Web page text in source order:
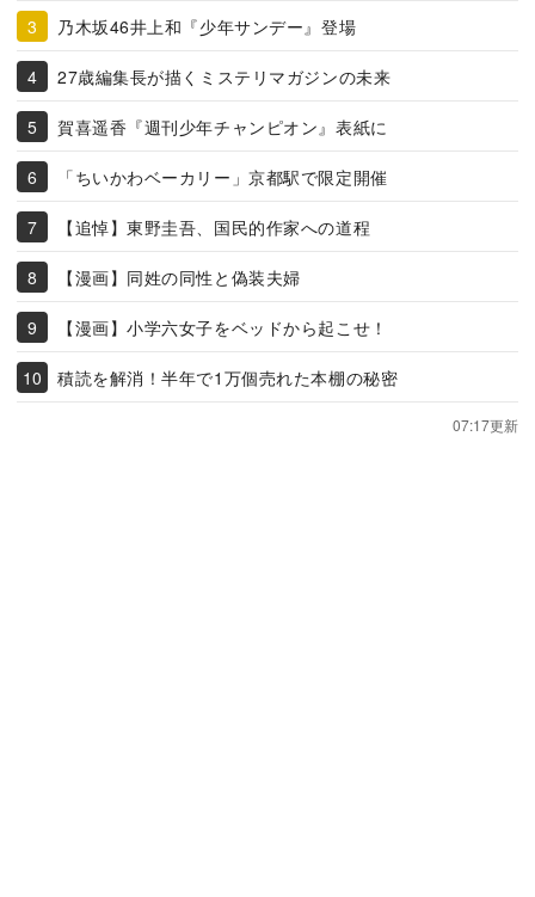
乃木坂46井上和『少年サンデー』登場
27歳編集長が描くミステリマガジンの未来
賀喜遥香『週刊少年チャンピオン』表紙に
「ちいかわベーカリー」京都駅で限定開催
【追悼】東野圭吾、国民的作家への道程
【漫画】同姓の同性と偽装夫婦
【漫画】小学六女子をベッドから起こせ！
積読を解消！半年で1万個売れた本棚の秘密
07:17更新